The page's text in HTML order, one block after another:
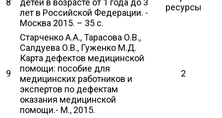
8
детей в возрасте от 1 года до 3
лет в Российской Федерации. -
Москва 2015. – 35 с.
ресурсы
9
Старченко А.А., Тарасова О.В.,
Салдуева О.В., Гуженко М.Д.
Карта дефектов медицинской
помощи: пособие для
медицинских работников и
экспертов по дефектам
оказания медицинской
помощи.- М., 2015.
2